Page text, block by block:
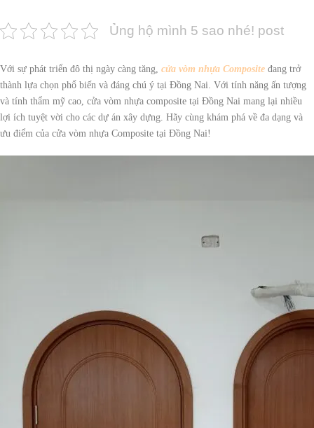
Ủng hộ mình 5 sao nhé! post
Với sự phát triển đô thị ngày càng tăng, cửa vòm nhựa Composite đang trở
thành lựa chọn phổ biến và đáng chú ý tại Đồng Nai. Với tính năng ấn tượng
và tính thẩm mỹ cao, cửa vòm nhựa composite tại Đồng Nai mang lại nhiều
lợi ích tuyệt vời cho các dự án xây dựng. Hãy cùng khám phá về đa dạng và
ưu điểm của cửa vòm nhựa Composite tại Đồng Nai!